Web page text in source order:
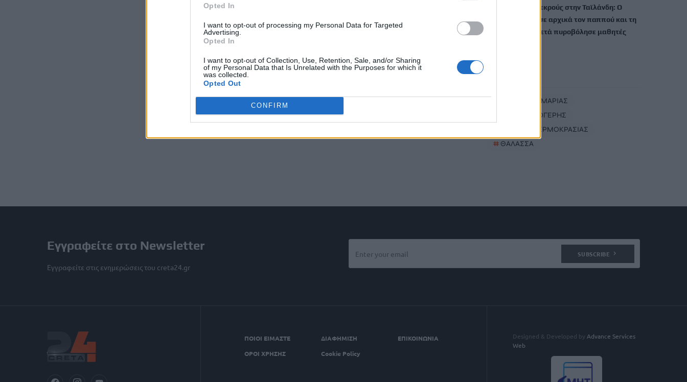
Opted In
I want to opt-out of processing my Personal Data for Targeted
Advertising.
Opted In
I want to opt-out of Collection, Use, Retention, Sale, and/or Sharing
of my Personal Data that Is Unrelated with the Purposes for which it
was collected.
Opted Out
CONFIRM
Μακελειό με 8 νεκρούς στην Ταϊλάνδη: Ο
δράστης σκότωσε αρχικά τον παππού και τη
γιαγιά του και μετά πυροβόλησε μαθητές
ΦΑΡΑΓΓΙ ΣΑΜΑΡΙΑΣ
ΝΙΚΟΣ ΚΑΛΟΓΕΡΗΣ
ΑΝΟΔΟΣ ΘΕΡΜΟΚΡΑΣΙΑΣ
# ΘΑΛΑΣΣΑ
Εγγραφείτε στο Newsletter
Εγγραφείτε στις ενημερώσεις του creta24.gr
SUBSCRIBE
ΠΟΙΟΙ ΕΙΜΑΣΤΕ ΔΙΑΦΗΜΙΣΗ
ΕΠΙΚΟΙΝΩΝΙΑ
ΟΡΟΙ ΧΡΗΣΗΣ
Cookie Policy
Designed & Developed by Advance Services
Web